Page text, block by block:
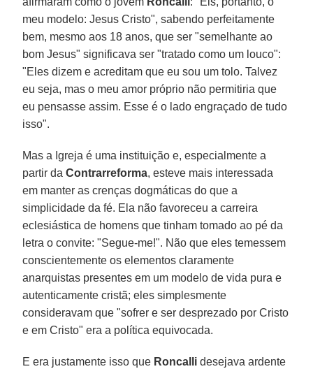
meu modelo: Jesus Cristo", sabendo perfeitamente
bem, mesmo aos 18 anos, que ser "semelhante ao
bom Jesus" significava ser "tratado como um louco":
"Eles dizem e acreditam que eu sou um tolo. Talvez
eu seja, mas o meu amor próprio não permitiria que
eu pensasse assim. Esse é o lado engraçado de tudo
isso".
Mas a Igreja é uma instituição e, especialmente a
partir daContrarreforma, esteve mais interessada
em manter as crenças dogmáticas do que a
simplicidade da fé. Ela não favoreceu a carreira
eclesiástica de homens que tinham tomado ao pé da
letra o convite: "Segue-me!". Não que eles temessem
conscientemente os elementos claramente
anarquistas presentes em um modelo de vida pura e
autenticamente cristã; eles simplesmente
consideravam que "sofrer e ser desprezado por Cristo
e em Cristo" era a política equivocada.
E era justamente isso que Roncalli desejava ardente